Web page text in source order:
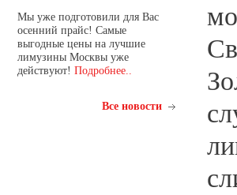
Мы уже подготовили для Вас
осенний прайс! Самые
выгодные цены на лучшие
лимузины Москвы уже
действуют! Подробнее..
Все новости